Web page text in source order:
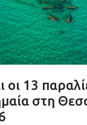
οι 13
στη